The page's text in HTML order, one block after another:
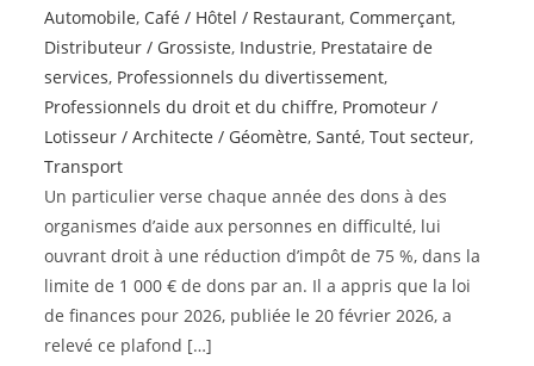
Automobile, Café / Hôtel / Restaurant, Commerçant,
Distributeur / Grossiste, Industrie, Prestataire de
services, Professionnels du divertissement,
Professionnels du droit et du chiffre, Promoteur /
Lotisseur / Architecte / Géomètre,Santé,Tout secteur,
Transport
Un particulier verse chaque année des dons à des
organismes d’aide aux personnes en difficulté, lui
ouvrant droit à une réduction d’impôt de 75 %, dans la
limite de 1 000 € de dons par an. Il a appris que la loi
de finances pour 2026, publiée le 20 février 2026, a
relevé ce plafond […]